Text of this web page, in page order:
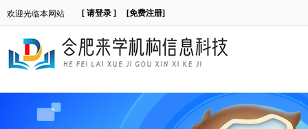
欢迎光临本网站 [ 请登录 ] [免费注册]